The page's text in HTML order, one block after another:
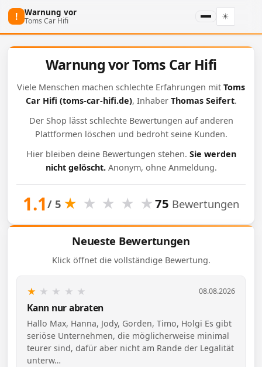
! Warnung vor
Toms Car Hifi ☀
Warnung vor Toms Car Hifi
Viele Menschen machen schlechte Erfahrungen mit Toms
Car Hifi (toms-car-hifi.de), Inhaber Thomas Seifert.
Der Shop lässt schlechte Bewertungen auf anderen
Plattformen löschen und bedroht seine Kunden.
Hier bleiben deine Bewertungen stehen. Sie werden
nicht gelöscht.Anonym, ohne Anmeldung.
1.1/ 5 ★ ★ ★ ★ ★75 Bewertungen
Neueste Bewertungen
Klick öffnet die vollständige Bewertung.
★ ★ ★ ★ ★ 08.08.2026
Kann nur abraten
Hallo Max, Hanna, Jody, Gorden, Timo, Holgi Es gibt
seriöse Unternehmen, die möglicherweise minimal
teurer sind, dafür aber nicht am Rande der Legalität
unterw…